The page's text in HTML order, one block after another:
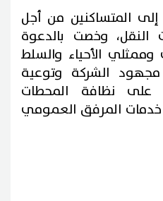
المتساكنين من أجل
النقل، وخصت بالدعوة
الأحياء والسلط
الشركة وتوعية
على نظافة المحطات
المرفق العمومي